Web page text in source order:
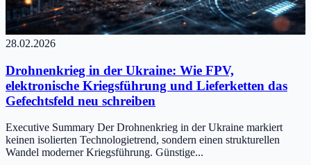
28.02.2026
Drohnenkrieg in der Ukraine: Wie FPV,
elektronische Kriegsführung und Lieferketten das
Gefechtsfeld neu schreiben
Executive Summary Der Drohnenkrieg in der Ukraine markiert
keinen isolierten Technologietrend, sondern einen strukturellen
Wandel moderner Kriegsführung. Günstige...